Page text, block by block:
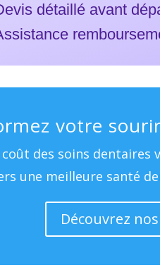
détaillé avant
votre
coût des soins
une meilleure santé
Découvrez